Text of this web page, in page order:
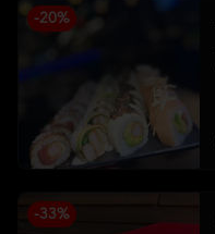
-20%
-33%